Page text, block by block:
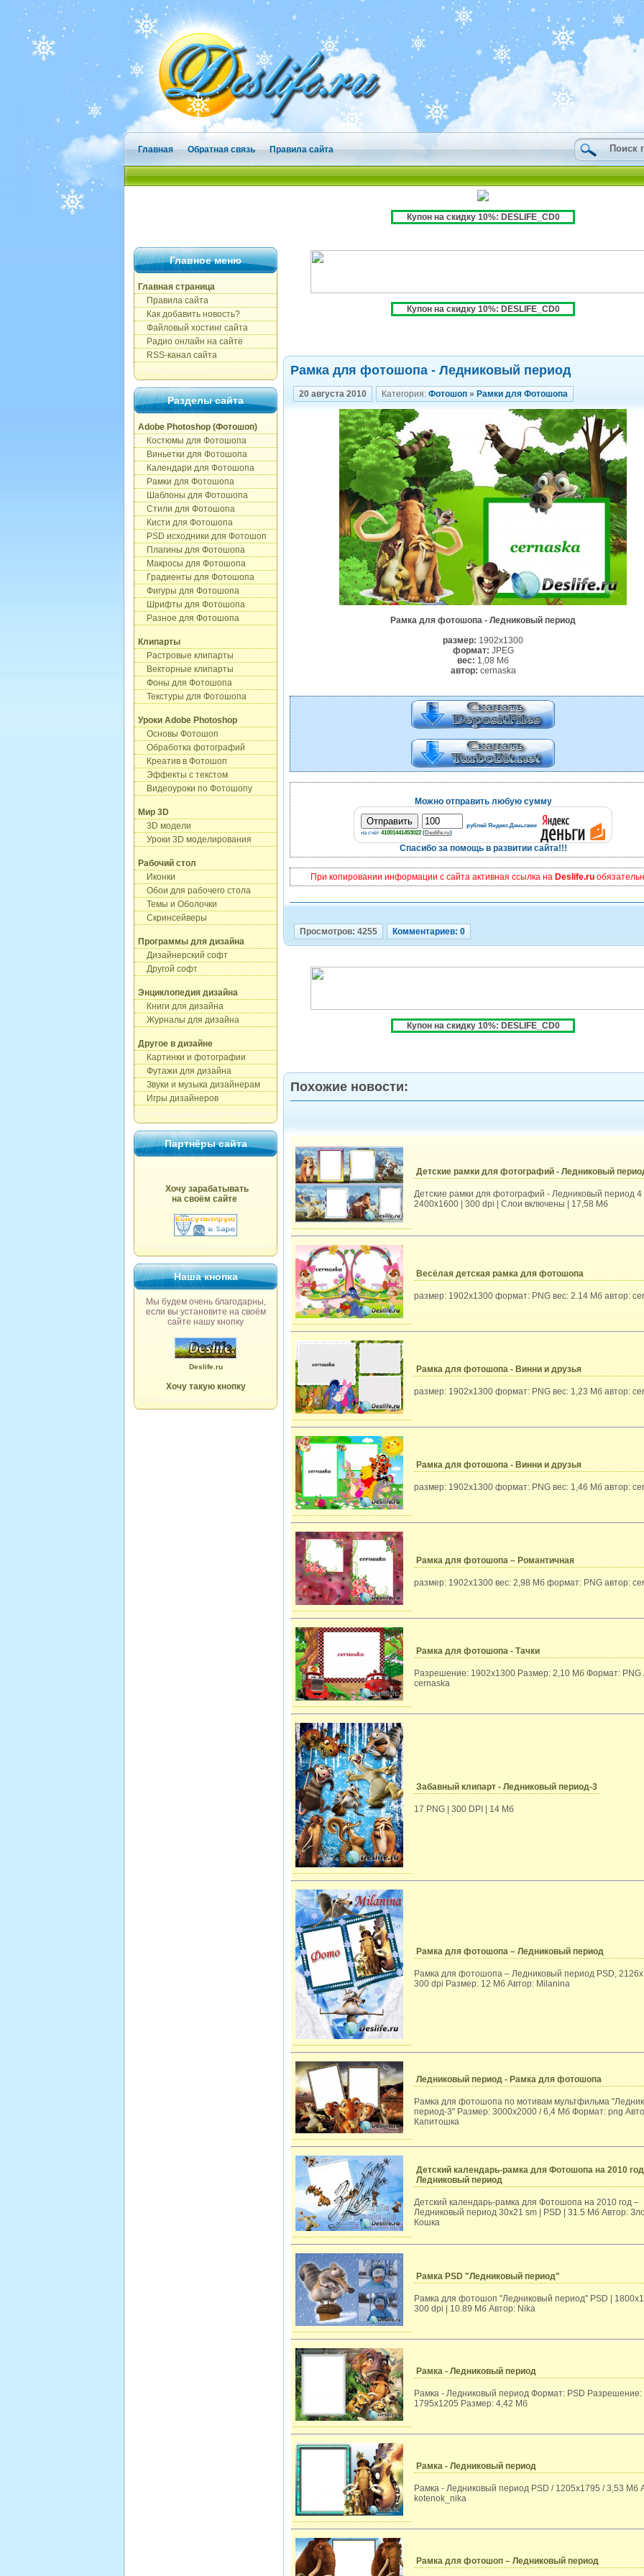
Главная Обратная связь Правила сайта
Купон на скидку 10%: DESLIFE_CD0
Главное меню
Главная страница
Правила сайта
Как добавить новость?
Файловый хостинг сайта
Радио онлайн на сайте
RSS-канал сайта
Разделы сайта
Adobe Photoshop (Фотошоп)
Костюмы для Фотошопа
Виньетки для Фотошопа
Календари для Фотошопа
Рамки для Фотошопа
Шаблоны для Фотошопа
Стили для Фотошопа
Кисти для Фотошопа
PSD исходники для Фотошоп
Плагины для Фотошопа
Макросы для Фотошопа
Градиенты для Фотошопа
Фигуры для Фотошопа
Шрифты для Фотошопа
Разное для Фотошопа
Клипарты
Растровые клипарты
Векторные клипарты
Фоны для Фотошопа
Текстуры для Фотошопа
Уроки Adobe Photoshop
Основы Фотошоп
Обработка фотографий
Креатив в Фотошоп
Эффекты с текстом
Видеоуроки по Фотошопу
Мир 3D
3D модели
Уроки 3D моделирования
Рабочий стол
Иконки
Обои для рабочего стола
Темы и Оболочки
Скринсейверы
Программы для дизайна
Дизайнерский софт
Другой софт
Энциклопедия дизайна
Книги для дизайна
Журналы для дизайна
Другое в дизайне
Картинки и фотографии
Футажи для дизайна
Звуки и музыка дизайнерам
Игры дизайнеров
Партнёры сайта
Хочу зарабатывать
на своём сайте
Наша кнопка
Мы будем очень благодарны,
если вы установите на своём
сайте нашу кнопку
Deslife.ru
Хочу такую кнопку
Купон на скидку 10%: DESLIFE_CD0
Рамка для фотошопа - Ледниковый период
20 августа 2010 Категория: Фотошоп » Рамки для Фотошопа
Рамка для фотошопа - Ледниковый период
размер: 1902х1300
формат: JPEG
вес: 1,08 Мб
автор: cernaska
Можно отправить любую сумму
рублей Яндекс.Деньгами
на счёт 41001441453022 (Deslife.ru)
Спасибо за помощь в развитии сайта!!!
При копировании информации с сайта активная ссылка на Deslife.ru
Просмотров: 4255 Комментариев: 0
Купон на скидку 10%: DESLIFE_CD0
Похожие новости:
Детские рамки для фотографий - Ледниковый
Детские рамки для фотографий - Ледниковый период 4
2400x1600 | 300 dpi | Слои включены | 17,58 Мб
Весёлая детская рамка для фотошопа
размер: 1902х1300 формат: PNG вес: 2.14 Мб автор:
Рамка для фотошопа - Винни и друзья
размер: 1902х1300 формат: PNG вес: 1,23 Мб автор:
Рамка для фотошопа - Винни и друзья
размер: 1902х1300 формат: PNG вес: 1,46 Мб автор:
Рамка для фотошопа – Романтичная
размер: 1902х1300 вес: 2,98 Мб формат: PNG автор:
Рамка для фотошопа - Тачки
Разрешение: 1902x1300 Размер: 2,10 Мб Формат: PNG
cernaska
Забавный клипарт - Ледниковый период-3
17 PNG | 300 DPI | 14 Мб
Рамка для фотошопа – Ледниковый период
Рамка для фотошопа – Ледниковый период PSD,
300 dpi Размер: 12 Мб Автор: Milanina
Ледниковый период - Рамка для фотошопа
Рамка для фотошопа по мотивам мультфильма
период-3" Размер: 3000х2000 / 6,4 Мб Формат: png
Капитошка
Детский календарь-рамка для Фотошопа на 2010
Ледниковый период
Детский календарь-рамка для Фотошопа на 2010 год –
Ледниковый период 30x21 sm | PSD | 31.5 Мб Автор:
Кошка
Рамка PSD "Ледниковый период"
Рамка для фотошоп "Ледниковый период" PSD |
300 dpi | 10.89 Мб Автор: Nika
Рамка - Ледниковый период
Рамка - Ледниковый период Формат: PSD Разрешение:
1795x1205 Размер: 4,42 Мб
Рамка - Ледниковый период
Рамка - Ледниковый период PSD / 1205x1795 / 3,53 Мб
kotenok_nika
Рамка для фотошоп – Ледниковый период